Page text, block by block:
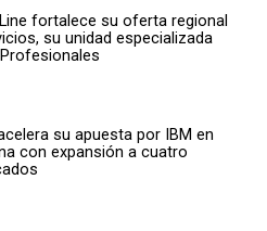
fortalece su oferta regional
su unidad especializada
su apuesta por IBM en
con expansión a cuatro